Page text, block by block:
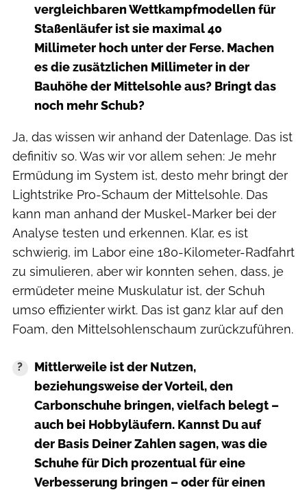
vergleichbaren Wettkampfmodellen für
Staßenläufer ist sie maximal 40
Millimeter hoch unter der Ferse. Machen
es die zusätzlichen Millimeter in der
Bauhöhe der Mittelsohle aus? Bringt das
noch mehr Schub?
Ja, das wissen wir anhand der Datenlage. Das ist
definitiv so. Was wir vor allem sehen: Je mehr
Ermüdung im System ist, desto mehr bringt der
Lightstrike Pro-Schaum der Mittelsohle. Das
kann man anhand der Muskel-Marker bei der
Analyse testen und erkennen. Klar, es ist
schwierig, im Labor eine 180-Kilometer-Radfahrt
zu simulieren, aber wir konnten sehen, dass, je
ermüdeter meine Muskulatur ist, der Schuh
umso effizienter wirkt. Das ist ganz klar auf den
Foam, den Mittelsohlenschaum zurückzuführen.
Mittlerweile ist der Nutzen,
beziehungsweise der Vorteil, den
Carbonschuhe bringen, vielfach belegt –
auch bei Hobbyläufern. Kannst Du auf
der Basis Deiner Zahlen sagen, was die
Schuhe für Dich prozentual für eine
Verbesserung bringen – oder für einen